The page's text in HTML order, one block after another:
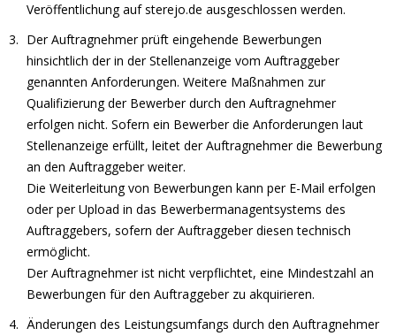
Veröffentlichung auf sterejo.de ausgeschlossen werden.
Der Auftragnehmer prüft eingehende Bewerbungen
hinsichtlich der in der Stellenanzeige vom Auftraggeber
genannten Anforderungen. Weitere Maßnahmen zur
Qualifizierung der Bewerber durch den Auftragnehmer
erfolgen nicht. Sofern ein Bewerber die Anforderungen laut
Stellenanzeige erfüllt, leitet der Auftragnehmer die Bewerbung
an den Auftraggeber weiter.
Die Weiterleitung von Bewerbungen kann per E-Mail erfolgen
oder per Upload in das Bewerbermanagentsystems des
Auftraggebers, sofern der Auftraggeber diesen technisch
ermöglicht.
Der Auftragnehmer ist nicht verpflichtet, eine Mindestzahl an
Bewerbungen für den Auftraggeber zu akquirieren.
Änderungen des Leistungsumfangs durch den Auftragnehmer